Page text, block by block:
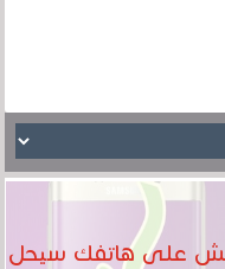
على هاتفك سيحل